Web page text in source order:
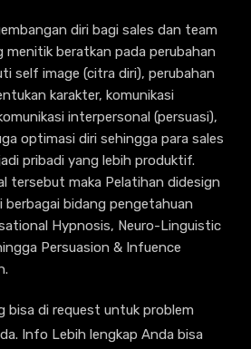
diri bagi sales dan team
menitik beratkan pada perubahan
self image (citra diri), perubahan
karakter, komunikasi
interpersonal (persuasi),
optimasi diri sehingga para sales
pribadi yang lebih produktif.
tersebut maka Pelatihan didesign
berbagai bidang pengetahuan
Hypnosis, Neuro-Linguistic
Persuasion & Infuence
bisa di request untuk problem
Info Lebih lengkap Anda bisa